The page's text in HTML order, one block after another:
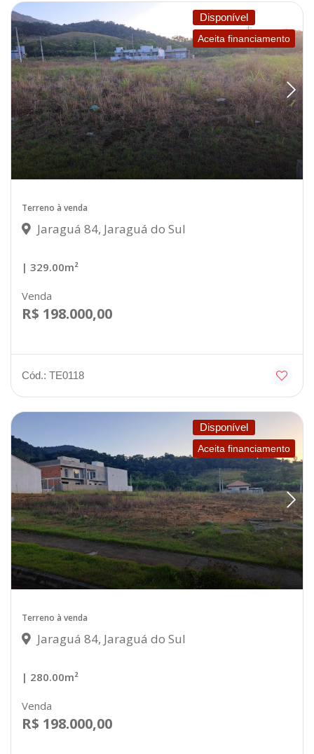
Disponível
Aceita financiamento
Terreno à venda
Jaraguá 84, Jaraguá do Sul
| 329.00m²
Venda
R$ 198.000,00
Cód.: TE0118
Disponível
Aceita financiamento
Terreno à venda
Jaraguá 84, Jaraguá do Sul
| 280.00m²
Venda
R$ 198.000,00